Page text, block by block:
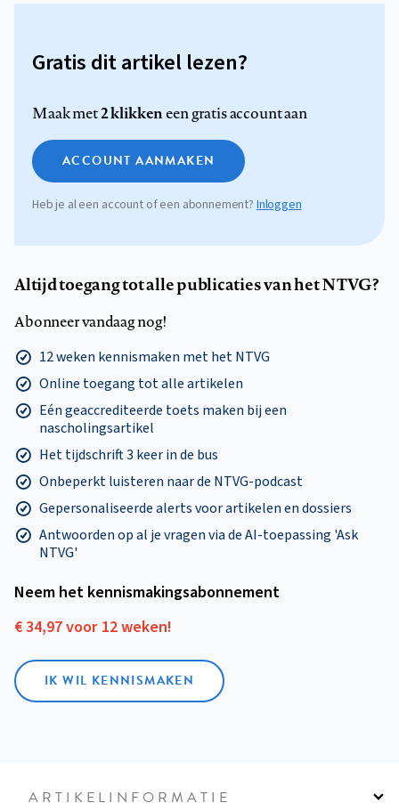
Gratis dit artikel lezen?
Maak met2 klikkeneen gratis account aan
ACCOUNT AANMAKEN
Heb je al een account of een abonnement? Inloggen
Altijd toegang tot alle publicaties van het NTVG?
Abonneer vandaag nog!
12 weken kennismaken met het NTVG
Online toegang tot alle artikelen
Eén geaccrediteerde toets maken bij een
nascholingsartikel
Het tijdschrift 3 keer in de bus
Onbeperkt luisteren naar de NTVG-podcast
Gepersonaliseerde alerts voor artikelen en dossiers
Antwoorden op al je vragen via de AI-toepassing 'Ask
NTVG'
Neem het kennismakings­abonnement
€ 34,97 voor 12 weken!
IK WIL KENNISMAKEN
ARTIKELINFORMATIE